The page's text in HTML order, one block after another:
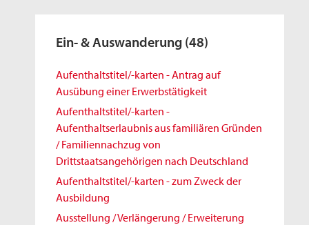
Ein- & Auswanderung (48)
Aufenthaltstitel/-karten - Antrag auf
Ausübung einer Erwerbstätigkeit
Aufenthaltstitel/-karten -
Aufenthaltserlaubnis aus familiären Gründen
/ Familiennachzug von
Drittstaatsangehörigen nach Deutschland
Aufenthaltstitel/-karten - zum Zweck der
Ausbildung
Ausstellung / Verlängerung / Erweiterung